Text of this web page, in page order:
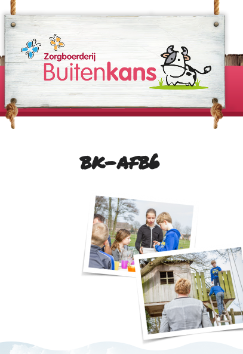
bk-afb6